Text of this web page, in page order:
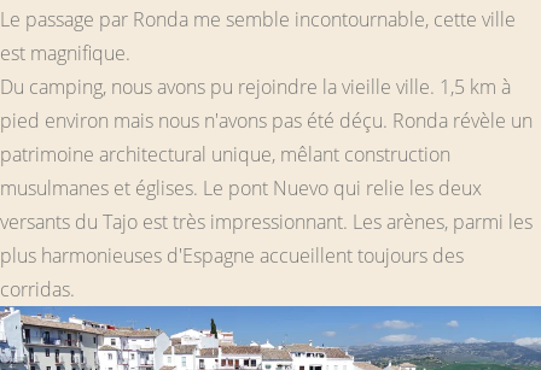
Le passage par Ronda me semble incontournable, cette ville
est magnifique.
Du camping, nous avons pu rejoindre la vieille ville. 1,5 km à
pied environ mais nous n'avons pas été déçu. Ronda révèle un
patrimoine architectural unique, mêlant construction
musulmanes et églises. Le pont Nuevo qui relie les deux
versants du Tajo est très impressionnant. Les arènes, parmi les
plus harmonieuses d'Espagne accueillent toujours des
corridas.